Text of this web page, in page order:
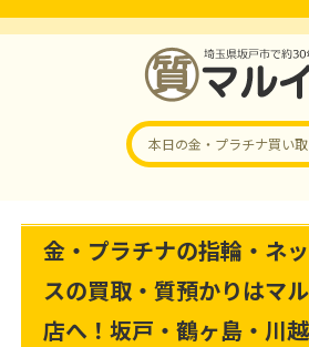
本日の金・プラチナ買い
金・プラチナの指輪・ネ
スの買取・質預かりはマ
店へ！坂戸・鶴ヶ島・川越